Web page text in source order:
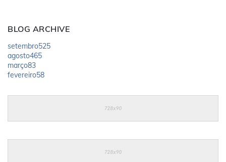
BLOG ARCHIVE
setembro525
agosto465
março83
fevereiro58